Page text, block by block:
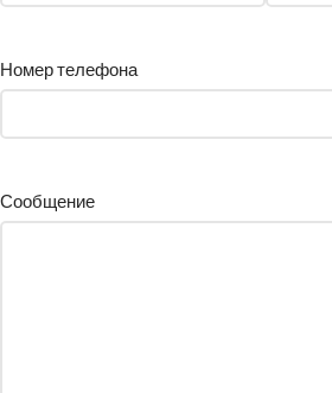
Номер телефона
Сообщение